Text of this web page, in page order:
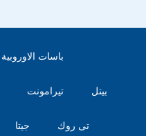
B8 باسات الاوروبية
تيرامونت بيتل
جيتا تى روك